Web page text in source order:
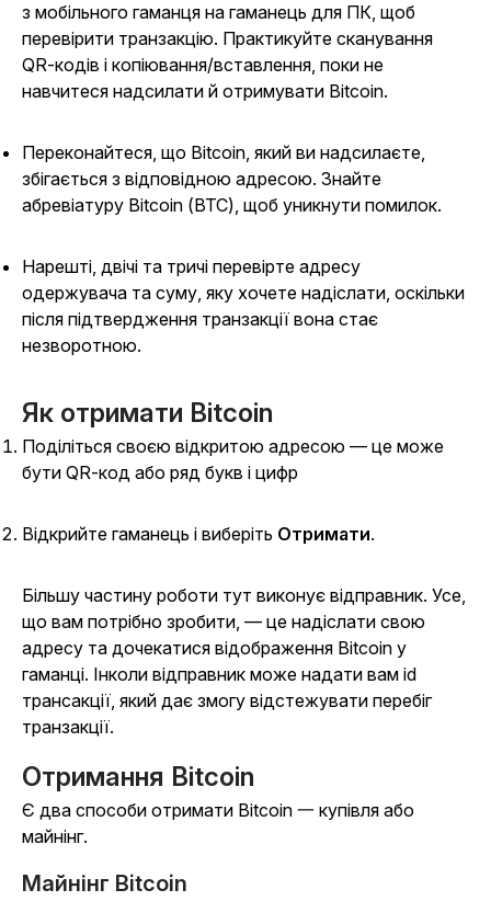
з мобільного гаманця на гаманець для ПК, щоб
перевірити транзакцію. Практикуйте сканування
QR-кодів і копіювання/вставлення, поки не
навчитеся надсилати й отримувати Bitcoin.
Переконайтеся, що Bitcoin, який ви надсилаєте,
збігається з відповідною адресою. Знайте
абревіатуру Bitcoin (BTC), щоб уникнути помилок.
Нарешті, двічі та тричі перевірте адресу
одержувача та суму, яку хочете надіслати, оскільки
після підтвердження транзакції вона стає
незворотною.
Як отримати Bitcoin
Поділіться своєю відкритою адресою — це може
бути QR-код або ряд букв і цифр
Відкрийте гаманець і виберіть Отримати.
Більшу частину роботи тут виконує відправник. Усе,
що вам потрібно зробити, — це надіслати свою
адресу та дочекатися відображення Bitcoin у
гаманці. Інколи відправник може надати вам id
трансакції, який дає змогу відстежувати перебіг
транзакції.
Отримання Bitcoin
Є два способи отримати Bitcoin 一 купівля або
майнінг.
Майнінг Bitcoin